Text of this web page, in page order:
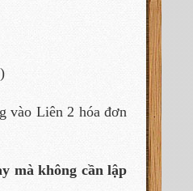
vào Liên 2 hóa đơn
mà không cần lập